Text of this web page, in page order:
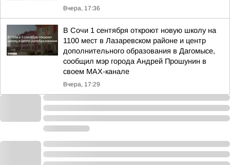
Вчера, 17:36
В Сочи 1 сентября откроют новую школу на
1100 мест в Лазаревском районе и центр
дополнительного образования в Дагомысе,
сообщил мэр города Андрей Прошунин в
своем MAX-канале
Вчера, 17:29